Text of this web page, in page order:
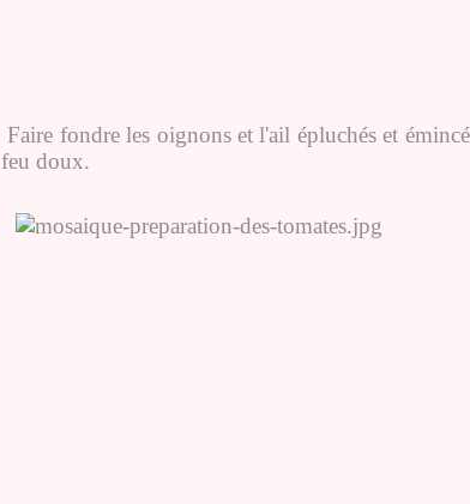
Faire fondre les oignons et l'ail épluchés et
feu doux.